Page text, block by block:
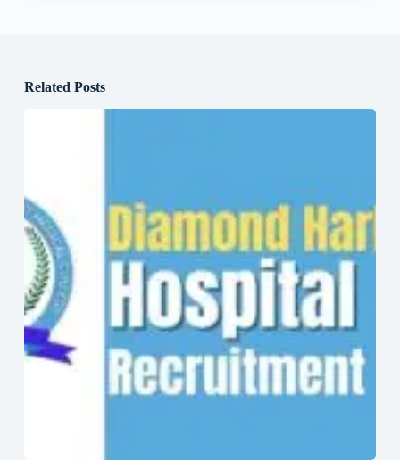
Related Posts